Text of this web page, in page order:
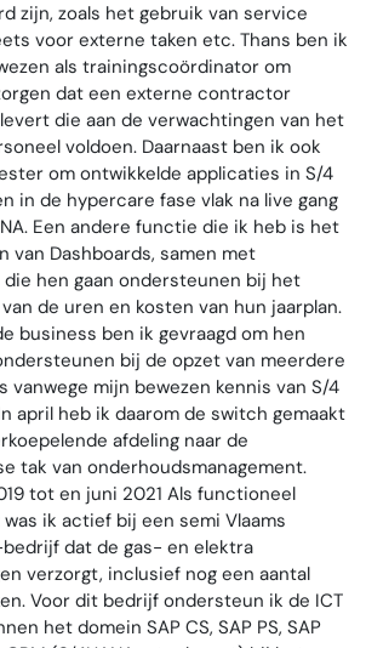
zijn, zoals het gebruik van service
voor externe taken etc. Thans ben ik
als trainingscoördinator om
dat een externe contractor
die aan de verwachtingen van het
voldoen. Daarnaast ben ik ook
om ontwikkelde applicaties in S/4
in de hypercare fase vlak na live gang
Een andere functie die ik heb is het
van Dashboards, samen met
die hen gaan ondersteunen bij het
de uren en kosten van hun jaarplan.
business ben ik gevraagd om hen
bij de opzet van meerdere
vanwege mijn bewezen kennis van S/4
april heb ik daarom de switch gemaakt
afdeling naar de
tak van onderhoudsmanagement.
tot en juni 2021 Als functioneel
ik actief bij een semi Vlaams
dat de gas- en elektra
verzorgt, inclusief nog een aantal
Voor dit bedrijf ondersteun ik de ICT
het domein SAP CS, SAP PS, SAP